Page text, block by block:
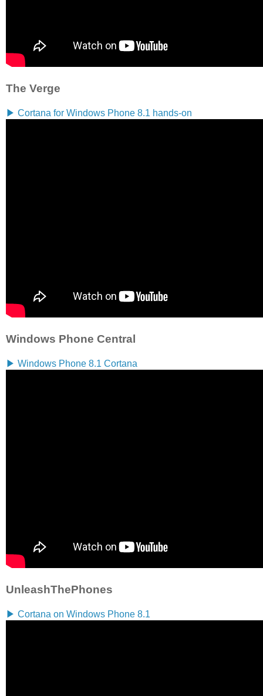
The Verge
▶ Cortana for Windows Phone 8.1 hands-on
Windows Phone Central
▶ Windows Phone 8.1 Cortana
UnleashThePhones
▶ Cortana on Windows Phone 8.1